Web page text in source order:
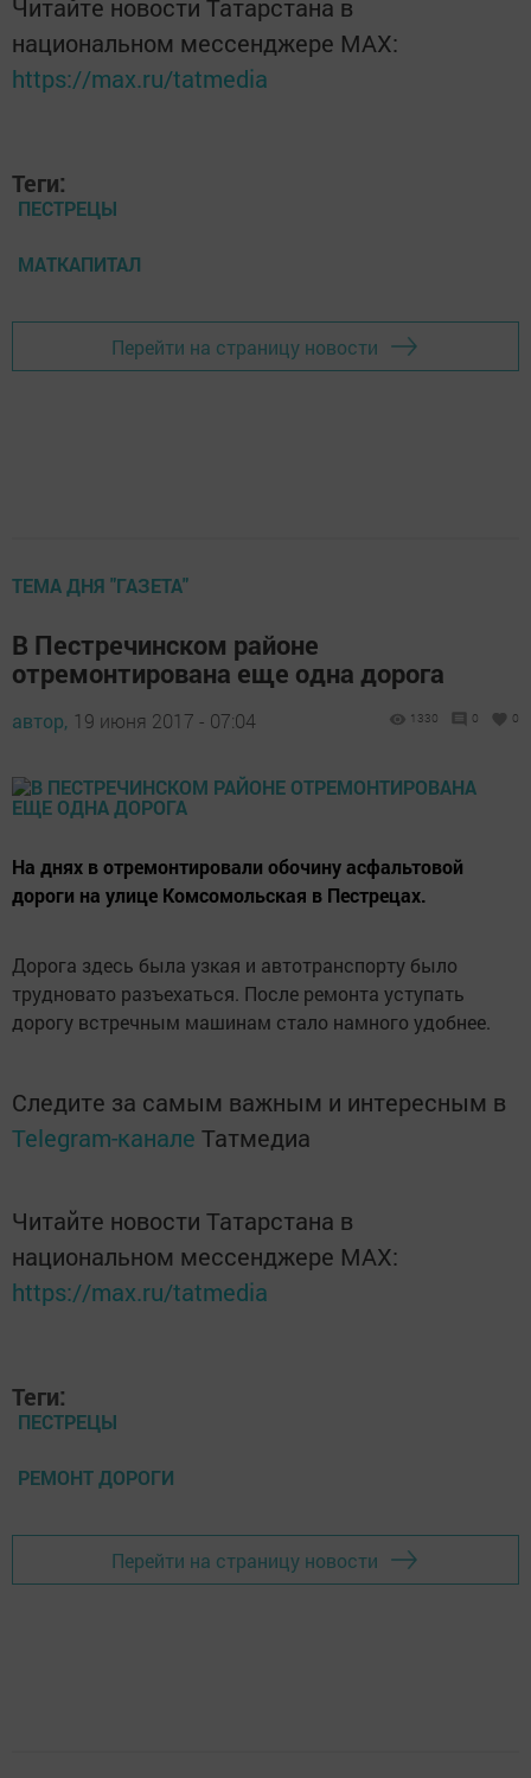
Читайте новости Татарстана в
национальном мессенджере MАХ:
https://max.ru/tatmedia
Теги:
ПЕСТРЕЦЫ
МАТКАПИТАЛ
Перейти на страницу новости
ТЕМА ДНЯ "ГАЗЕТА"
В Пестречинском районе
отремонтирована еще одна дорога
автор, 19 июня 2017 - 07:04 1330 0 0
На днях в отремонтировали обочину асфальтовой
дороги на улице Комсомольская в Пестрецах.
Дорога здесь была узкая и автотранспорту было
трудновато разъехаться. После ремонта уступать
дорогу встречным машинам стало намного удобнее.
Следите за самым важным и интересным в
Telegram-канале Татмедиа
Читайте новости Татарстана в
национальном мессенджере MАХ:
https://max.ru/tatmedia
Теги:
ПЕСТРЕЦЫ
РЕМОНТ ДОРОГИ
Перейти на страницу новости